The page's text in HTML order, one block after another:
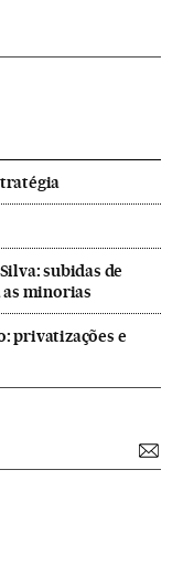
subidas de
minorias
privatizações e